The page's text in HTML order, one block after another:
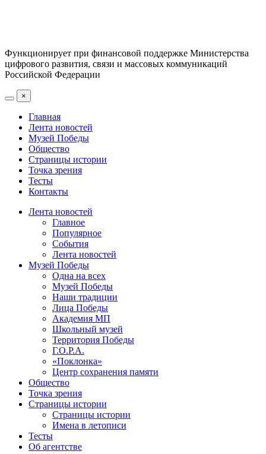
Функционирует при финансовой поддержке Министерства
цифрового развития, связи и массовых коммуникаций
Российской Федерации
×
Главная
Лента новостей
Музей Победы
Общество
Страницы истории
Точка зрения
Тесты
Контакты
Лента новостей
Главное
Популярное
События
Лента новостей
Музей Победы
Одна на всех
Музей Победы
Наши традиции
Лица Победы
Академия МП
Школьный музей
Территория Победы
Г.О.Р.А.
«Поклонка»
Центр сохранения памяти
Общество
Точка зрения
Страницы истории
Страницы истории
Имена в летописи
Тесты
Об агентстве